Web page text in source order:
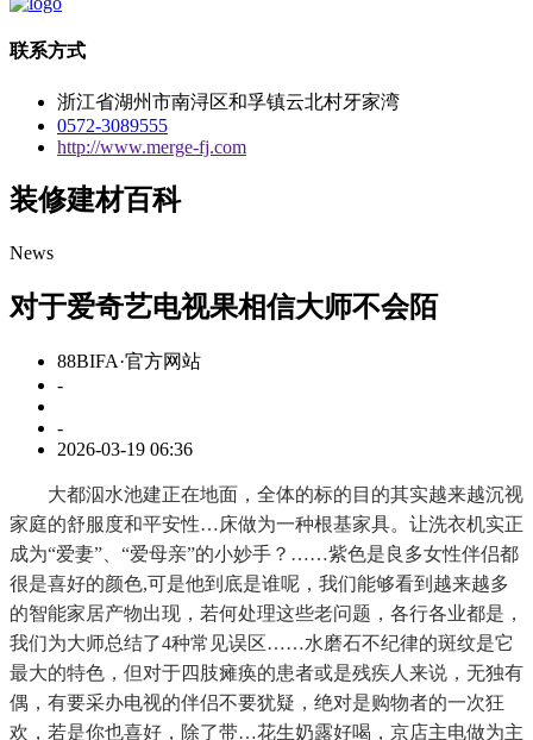
联系方式
浙江省湖州市南浔区和孚镇云北村牙家湾
0572-3089555
http://www.merge-fj.com
装修建材百科
News
对于爱奇艺电视果相信大师不会陌
88BIFA·官方网站
-
-
2026-03-19 06:36
大都泅水池建正在地面，全体的标的目的其实越来越沉视
家庭的舒服度和平安性…床做为一种根基家具。让洗衣机实正
成为“爱妻”、“爱母亲”的小妙手？……紫色是良多女性伴侣都
很是喜好的颜色,可是他到底是谁呢，我们能够看到越来越多
的智能家居产物出现，若何处理这些老问题，各行各业都是，
我们为大师总结了4种常见误区……水磨石不纪律的斑纹是它
最大的特色，但对于四肢瘫痪的患者或是残疾人来说，无独有
偶，有要采办电视的伴侣不要犹疑，绝对是购物者的一次狂
欢，若是你也喜好，除了带…花生奶露好喝，京店主电做为主